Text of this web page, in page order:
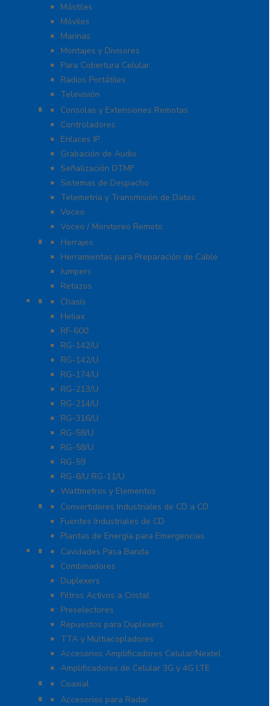
Mástiles
Móviles
Marinas
Montajes y Divisores
Para Cobertura Celular
Radios Portátiles
Televisión
Aplicaciones y Soluciones
Consolas y Extensiones Remotas
Controladores
Enlaces IP
Grabación de Audio
Señalización DTMF
Sistemas de Despacho
Telemetría y Transmisión de Datos
Voceo
Voceo / Monitoreo Remoto
Cables
Herrajes
Herramientas para Preparación de Cable
Jumpers
Retazos
Conectores
Chasís
Heliax
RF-600
RG-142/U
RG-142/U
RG-174/U
RG-213/U
RG-214/U
RG-316/U
RG-58/U
RG-58/U
RG-59
RG-6/U RG-11/U
Wattmetros y Elementos
Energía
Convertidores Industriales de CD a CD
Fuentes Industriales de CD
Plantas de Energía para Emergencias
Filtros y Sistemas en RF
Cavidades Pasa Banda
Combinadores
Duplexers
Filtros Activos a Cristal
Preselectores
Repuestos para Duplexers
TTA y Multiacopladores
Accesorios Amplificadores Celular/Nextel
Amplificadores de Celular 3G y 4G LTE
Protección Contra Descarga
Coaxial
Soluciones Marinas
Accesorios para Radar